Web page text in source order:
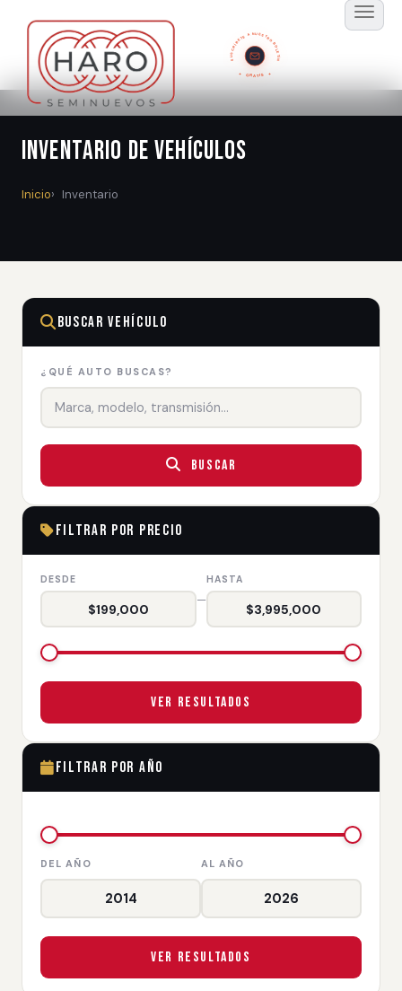
SUSCRÍBETE A NUESTRO BOLETÍN
GRATIS
Inventario de Vehículos
Inicio Inventario
Buscar Vehículo
¿QUÉ AUTO BUSCAS?
Buscar
Filtrar por Precio
DESDE
$199,000
—
HASTA
$3,995,000
Ver Resultados
Filtrar por Año
DEL AÑO AL AÑO
Ver Resultados